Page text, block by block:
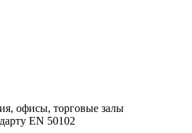
офисы, торговые залы
EN 50102